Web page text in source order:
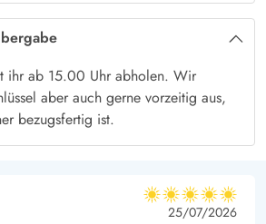
den Grill an und genießt die
die Sonne farbenfroh am Horizont
könntet ihr aber auch einfach in einigen
entfernten Strand wandern und
am Meer - live erleben. Oder
Bahn, die zum gemeinsamen Spielen
ihr ab 15.00 Uhr abholen. Wir
aber auch gerne vorzeitig aus,
bezugsfertig ist.
5 von 5
5 von 5
5 out of 5
25/07/2026